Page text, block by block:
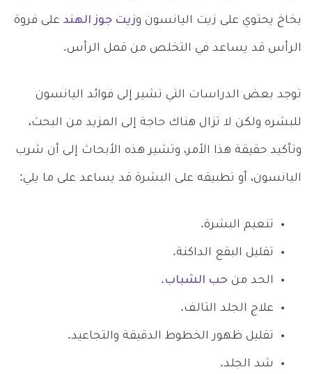
بخاخ يحتوي على زيت اليانسون وزيت جوز الهند على فروة
الرأس قد يساعد في التخلص من قمل الرأس.
توجد بعض الدراسات التي تشير إلى فوائد اليانسون
للبشره ولكن لا تزال هناك حاجة إلى المزيد من البحث،
وتأكيد حقيقة هذا الأمر، وتشير هذه الأبحاث إلى أن شرب
اليانسون، أو تطبيقه على البشرة قد يساعد على ما يلي:
تنعيم البشرة.
تقليل البقع الداكنة.
الحد من حب الشباب.
علاج الجلد التالف.
تقليل ظهور الخطوط الدقيقة والتجاعيد.
شد الجلد.